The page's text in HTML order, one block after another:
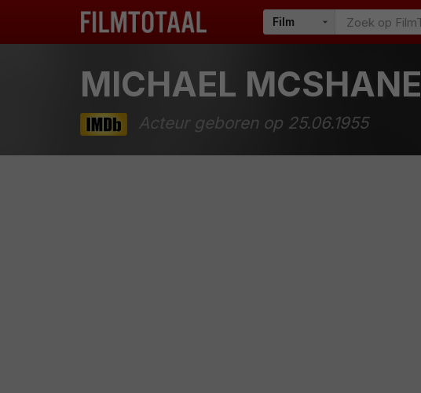
MICHAEL MCSHANE
Acteur geboren op 25.06.1955